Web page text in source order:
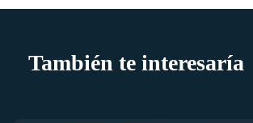
También te interesaría